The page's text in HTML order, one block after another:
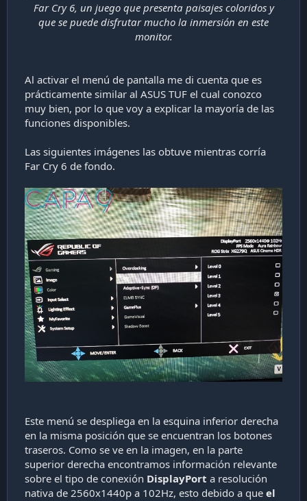
Far Cry 6, un juego que presenta paisajes coloridos y
que se puede disfrutar mucho la inmersión en este
monitor.
Al activar el menú de pantalla me di cuenta que es
prácticamente similar al ASUS TUF el cual conozco
muy bien, por lo que voy a explicar la mayoría de las
funciones disponibles.
Las siguientes imágenes las obtuve mientras corría
Far Cry 6 de fondo.
Este menú se despliega en la esquina inferior derecha
en la misma posición que se encuentran los botones
traseros. Como se ve en la imagen, en la parte
superior derecha encontramos información relevante
sobre el tipo de conexión DisplayPort a resolución
nativa de 2560x1440p a 102Hz, esto debido a que el